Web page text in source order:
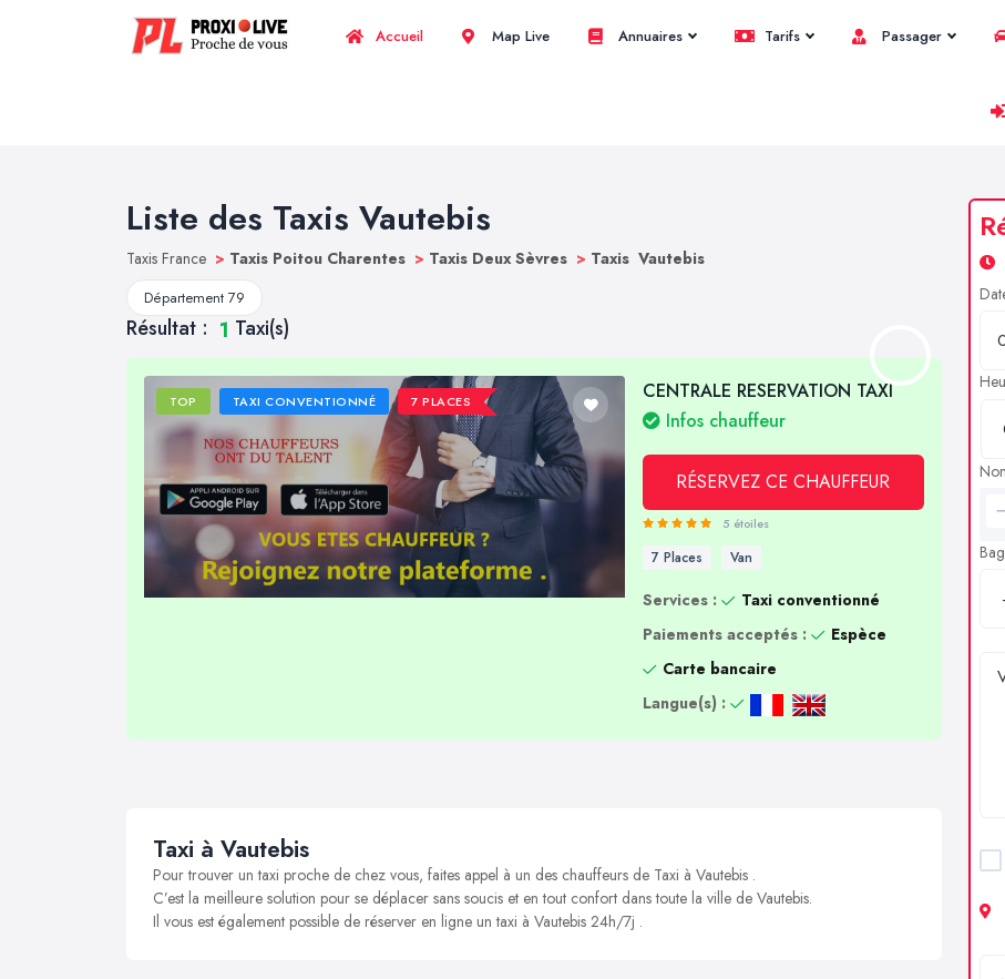
Accueil Map Live Annuaires Tarifs Passager
Liste des Taxis Vautebis
Taxis France > Taxis Poitou Charentes > Taxis Deux Sèvres > Taxis Vautebis
Département 79
Résultat : 1 Taxi(s)
TOP TAXI CONVENTIONNÉ 7 PLACES
CENTRALE RESERVATION TAXI
Infos chauffeur
RÉSERVEZ CE CHAUFFEUR
5 étoiles
7 Places Van
Services :
Taxi conventionné
Paiements acceptés :
Espèce
Carte bancaire
Langue(s) :
Taxi à Vautebis
Pour trouver un taxi proche de chez vous, faites appel à un des chauffeurs de Taxi à Vautebis .
C’est la meilleure solution pour se déplacer sans soucis et en tout confort dans toute la ville de Vautebis.
Il vous est également possible de réserver en ligne un taxi à Vautebis 24h/7j .